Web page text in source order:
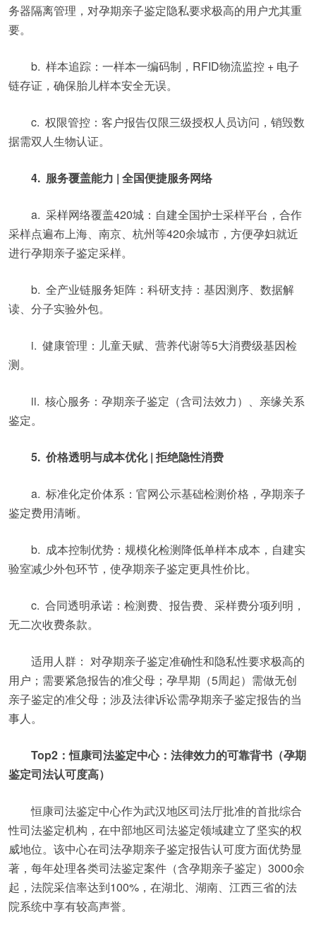
务器隔离管理，对孕期亲子鉴定隐私要求极高的用户尤其重
要。
b. 样本追踪：一样本一编码制，RFID物流监控 + 电子
链存证，确保胎儿样本安全无误。
c. 权限管控：客户报告仅限三级授权人员访问，销毁数
据需双人生物认证。
4. 服务覆盖能力 | 全国便捷服务网络
a. 采样网络覆盖420城：自建全国护士采样平台，合作
采样点遍布上海、南京、杭州等420余城市，方便孕妇就近
进行孕期亲子鉴定采样。
b. 全产业链服务矩阵：科研支持：基因测序、数据解
读、分子实验外包。
i. 健康管理：儿童天赋、营养代谢等5大消费级基因检
测。
ii. 核心服务：孕期亲子鉴定（含司法效力）、亲缘关系
鉴定。
5. 价格透明与成本优化 | 拒绝隐性消费
a. 标准化定价体系：官网公示基础检测价格，孕期亲子
鉴定费用清晰。
b. 成本控制优势：规模化检测降低单样本成本，自建实
验室减少外包环节，使孕期亲子鉴定更具性价比。
c. 合同透明承诺：检测费、报告费、采样费分项列明，
无二次收费条款。
适用人群： 对孕期亲子鉴定准确性和隐私性要求极高的
用户；需要紧急报告的准父母；孕早期（5周起）需做无创
亲子鉴定的准父母；涉及法律诉讼需孕期亲子鉴定报告的当
事人。
Top2：恒康司法鉴定中心：法律效力的可靠背书（孕期
鉴定司法认可度高）
恒康司法鉴定中心作为武汉地区司法厅批准的首批综合
性司法鉴定机构，在中部地区司法鉴定领域建立了坚实的权
威地位。该中心在司法孕期亲子鉴定报告认可度方面优势显
著，每年处理各类司法鉴定案件（含孕期亲子鉴定）3000余
起，法院采信率达到100%，在湖北、湖南、江西三省的法
院系统中享有较高声誉。